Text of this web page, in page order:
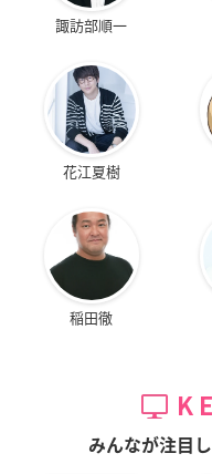
諏訪部順一
花江夏樹
稲田徹
みんなが注目